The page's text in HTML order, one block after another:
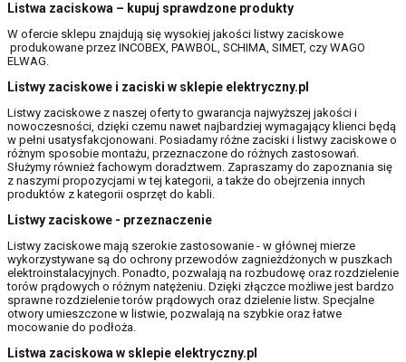
Listwa zaciskowa – kupuj sprawdzone produkty
W ofercie sklepu znajdują się wysokiej jakości listwy zaciskowe
produkowane przez INCOBEX, PAWBOL, SCHIMA, SIMET, czy WAGO
ELWAG.
Listwy zaciskowe i zaciski w sklepie elektryczny.pl
Listwy zaciskowe z naszej oferty to gwarancja najwyższej jakości i
nowoczesności, dzięki czemu nawet najbardziej wymagający klienci będą
w pełni usatysfakcjonowani. Posiadamy różne zaciski i listwy zaciskowe o
różnym sposobie montażu, przeznaczone do różnych zastosowań.
Służymy również fachowym doradztwem. Zapraszamy do zapoznania się
z naszymi propozycjami w tej kategorii, a także do obejrzenia innych
produktów z kategorii osprzęt do kabli.
Listwy zaciskowe - przeznaczenie
Listwy zaciskowe mają szerokie zastosowanie - w głównej mierze
wykorzystywane są do ochrony przewodów zagnieżdżonych w puszkach
elektroinstalacyjnych. Ponadto, pozwalają na rozbudowę oraz rozdzielenie
torów prądowych o różnym natężeniu. Dzięki złączce możliwe jest bardzo
sprawne rozdzielenie torów prądowych oraz dzielenie listw. Specjalne
otwory umieszczone w listwie, pozwalają na szybkie oraz łatwe
mocowanie do podłoża.
Listwa zaciskowa w sklepie elektryczny.pl